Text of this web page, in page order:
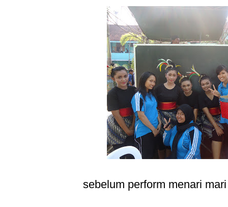
sebelum perform menari